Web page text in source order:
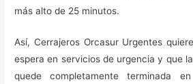
más alto de 25 minutos.
Así, Cerrajeros Orcasur Urgentes
espera en servicios de urgencia y que
quede completamente terminada